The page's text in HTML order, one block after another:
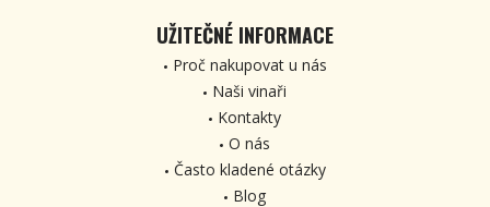
UŽITEČNÉ INFORMACE
Proč nakupovat u nás
Naši vinaři
Kontakty
O nás
Často kladené otázky
Blog